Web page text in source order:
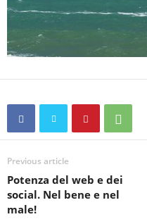
Previous article
Potenza del web e dei
social. Nel bene e nel
male!